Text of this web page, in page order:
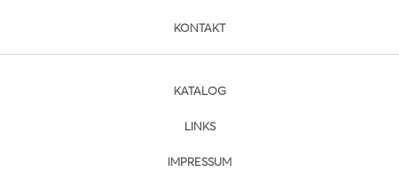
KONTAKT
KATALOG
LINKS
IMPRESSUM